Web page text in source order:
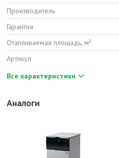
Производитель
Гарантия
Отапливаемая площадь, м²
Артикул
Все характеристики
Аналоги